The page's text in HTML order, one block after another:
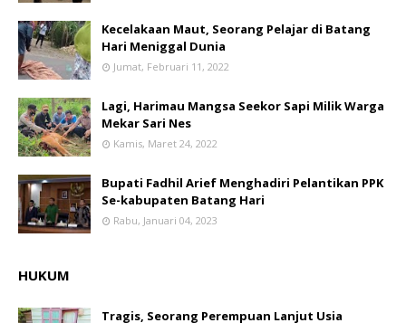
Kecelakaan Maut, Seorang Pelajar di Batang
Hari Meniggal Dunia
Jumat, Februari 11, 2022
Lagi, Harimau Mangsa Seekor Sapi Milik Warga
Mekar Sari Nes
Kamis, Maret 24, 2022
Bupati Fadhil Arief Menghadiri Pelantikan PPK
Se-kabupaten Batang Hari
Rabu, Januari 04, 2023
HUKUM
Tragis, Seorang Perempuan Lanjut Usia